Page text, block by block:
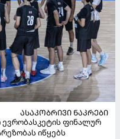
ᲐᲡᲐᲙᲝᲑᲠᲘᲕᲘ ᲜᲐᲙᲠᲔᲑᲘ
ევრობასკეტის ფინალურ
იწყებს